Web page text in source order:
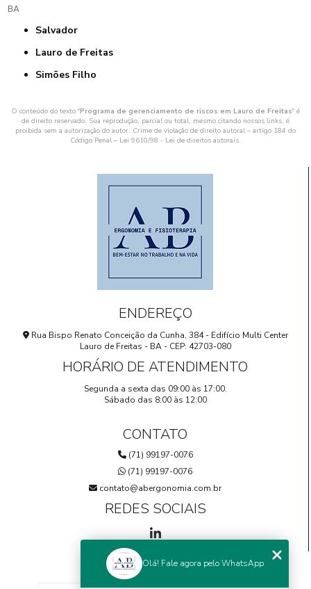
BA
Salvador
Lauro de Freitas
Simões Filho
O conteúdo do texto "Programa de gerenciamento de riscos em Lauro de Freitas" é
de direito reservado. Sua reprodução, parcial ou total, mesmo citando nossos links, é
proibida sem a autorização do autor. Crime de violação de direito autoral – artigo 184 do
Código Penal – Lei 9610/98 - Lei de direitos autorais.
ENDEREÇO
Rua Bispo Renato Conceição da Cunha, 384 - Edifício Multi Center
Lauro de Freitas - BA - CEP: 42703-080
HORÁRIO DE ATENDIMENTO
Segunda a sexta das 09:00 às 17:00.
Sábado das 8:00 às 12:00
CONTATO
(71) 99197-0076
(71) 99197-0076
contato@abergonomia.com.br
REDES SOCIAIS
MENU
Olá! Fale agora pelo WhatsApp